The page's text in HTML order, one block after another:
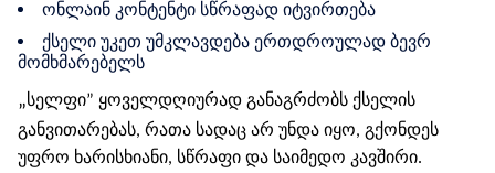
ონლაინ კონტენტი სწრაფად იტვირთება
ქსელი უკეთ უმკლავდება ერთდროულად ბევრ
მომხმარებელს
„სელფი” ყოველდღიურად განაგრძობს ქსელის
განვითარებას, რათა სადაც არ უნდა იყო, გქონდეს
უფრო ხარისხიანი, სწრაფი და საიმედო კავშირი.